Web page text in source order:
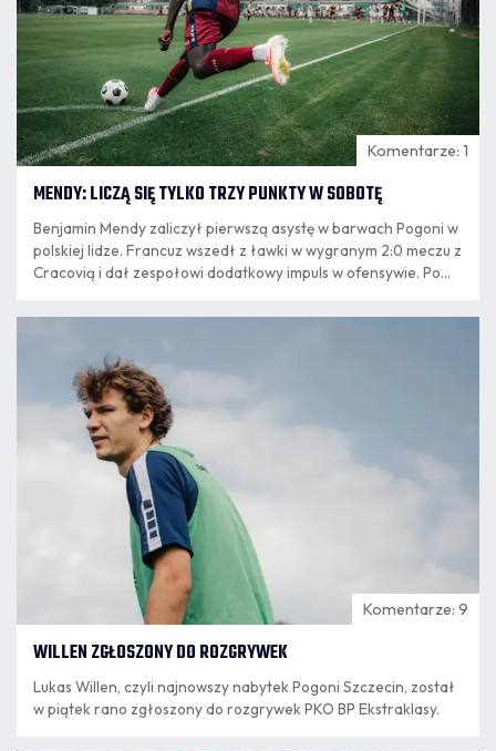
Komentarze: 1
MENDY: LICZĄ SIĘ TYLKO TRZY PUNKTY W SOBOTĘ
Benjamin Mendy zaliczył pierwszą asystę w barwach Pogoni w
polskiej lidze. Francuz wszedł z ławki w wygranym 2:0 meczu z
Cracovią i dał zespołowi dodatkowy impuls w ofensywie. Po
podsumował występ, opowiedział o relacji z trenerem
Komentarze: 9
WILLEN ZGŁOSZONY DO ROZGRYWEK
Lukas Willen, czyli najnowszy nabytek Pogoni Szczecin, został
w piątek rano zgłoszony do rozgrywek PKO BP Ekstraklasy.